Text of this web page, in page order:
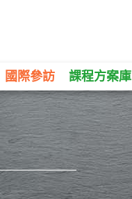
國際參訪 課程方案庫